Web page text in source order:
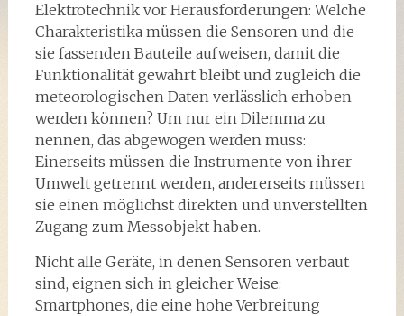
Elektrotechnik vor Herausforderungen: Welche
Charakteristika müssen die Sensoren und die
sie fassenden Bauteile aufweisen, damit die
Funktionalität gewahrt bleibt und zugleich die
meteorologischen Daten verlässlich erhoben
werden können? Um nur ein Dilemma zu
nennen, das abgewogen werden muss:
Einerseits müssen die Instrumente von ihrer
Umwelt getrennt werden, andererseits müssen
sie einen möglichst direkten und unverstellten
Zugang zum Messobjekt haben.
Nicht alle Geräte, in denen Sensoren verbaut
sind, eignen sich in gleicher Weise:
Smartphones, die eine hohe Verbreitung